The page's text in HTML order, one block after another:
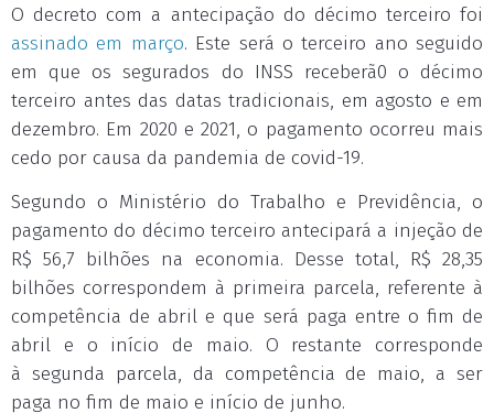
O decreto com a antecipação do décimo terceiro foi
assinado em março. Este será o terceiro ano seguido
em que os segurados do INSS receberã0 o décimo
terceiro antes das datas tradicionais, em agosto e em
dezembro. Em 2020 e 2021, o pagamento ocorreu mais
cedo por causa da pandemia de covid-19.
Segundo o Ministério do Trabalho e Previdência, o
pagamento do décimo terceiro antecipará a injeção de
R$ 56,7 bilhões na economia. Desse total, R$ 28,35
bilhões correspondem à primeira parcela, referente à
competência de abril e que será paga entre o fim de
abril e o início de maio. O restante corresponde
à segunda parcela, da competência de maio, a ser
paga no fim de maio e início de junho.